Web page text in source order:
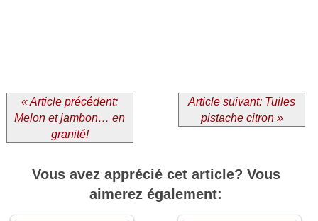
« Article précédent:
Melon et jambon… en
granité!
Article suivant: Tuiles
pistache citron »
Vous avez apprécié cet article? Vous
aimerez également: